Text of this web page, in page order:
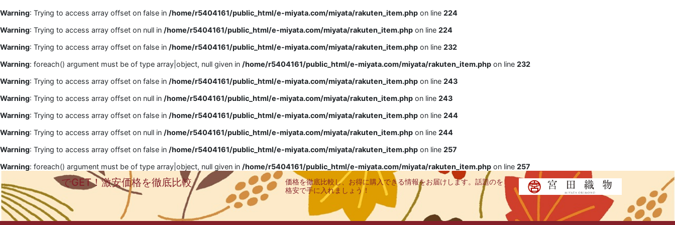
Warning: Trying to access array offset on false in /home/r5404161/public_html/e-miyata.com/miyata/rakuten_item.php on line 224
Warning: Trying to access array offset on null in /home/r5404161/public_html/e-miyata.com/miyata/rakuten_item.php on line 224
Warning: Trying to access array offset on false in /home/r5404161/public_html/e-miyata.com/miyata/rakuten_item.php on line 232
Warning: foreach() argument must be of type array|object, null given in /home/r5404161/public_html/e-miyata.com/miyata/rakuten_item.php on line 232
Warning: Trying to access array offset on false in /home/r5404161/public_html/e-miyata.com/miyata/rakuten_item.php on line 243
Warning: Trying to access array offset on null in /home/r5404161/public_html/e-miyata.com/miyata/rakuten_item.php on line 243
Warning: Trying to access array offset on false in /home/r5404161/public_html/e-miyata.com/miyata/rakuten_item.php on line 244
Warning: Trying to access array offset on null in /home/r5404161/public_html/e-miyata.com/miyata/rakuten_item.php on line 244
Warning: Trying to access array offset on false in /home/r5404161/public_html/e-miyata.com/miyata/rakuten_item.php on line 257
Warning: foreach() argument must be of type array|object, null given in /home/r5404161/public_html/e-miyata.com/miyata/rakuten_item.php on line 257
でGET！激安価格を徹底比較
価格を徹底比較し、お得に購入できる情報をお届けします。話題のを
格安で手に入れましょう！